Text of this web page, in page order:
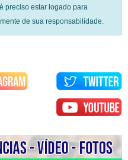
preciso estar logado para
de sua responsabilidade.